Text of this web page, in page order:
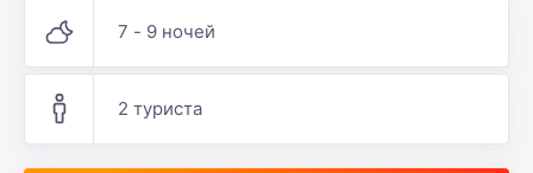
7 - 9 ночей
2 туриста